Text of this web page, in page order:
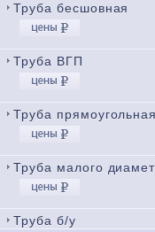
Труба бесшовная
Труба ВГП
Труба прямоугольная
Труба малого
Труба б/у